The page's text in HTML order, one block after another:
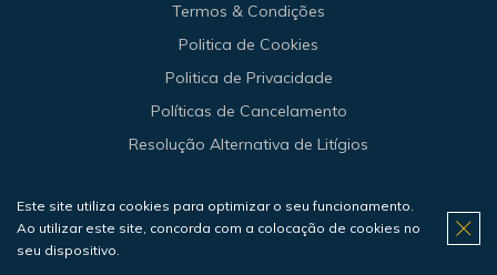
Termos & Condições
Politica de Cookies
Politica de Privacidade
Políticas de Cancelamento
Resolução Alternativa de Litígios
© 2026 Haliotis.
Este site utiliza cookies para optimizar o seu funcionamento.
Ao utilizar este site, concorda com a colocação de cookies no
seu dispositivo.